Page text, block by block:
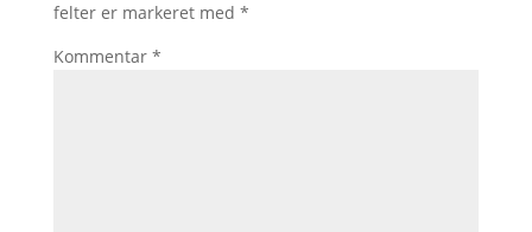
felter er markeret med *
Kommentar *